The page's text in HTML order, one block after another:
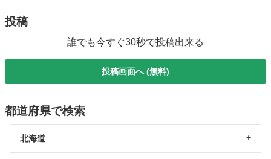
投稿
誰でも今すぐ30秒で投稿出来る
投稿画面へ (無料)
都道府県で検索
北海道